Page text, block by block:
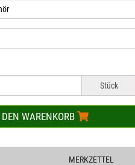
Stück
WARENKORB
MERKZETTEL